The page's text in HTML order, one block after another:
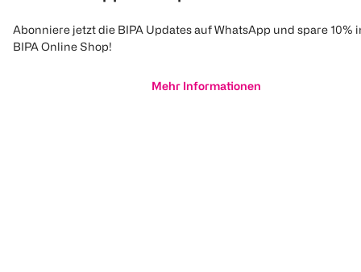
Abonniere jetzt die BIPA Updates auf WhatsApp und spare 10%
BIPA Online Shop!
Mehr Informationen